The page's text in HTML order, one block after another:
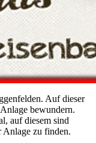
Auf dieser
bewundern.
auf diesem sind
Anlage zu finden.